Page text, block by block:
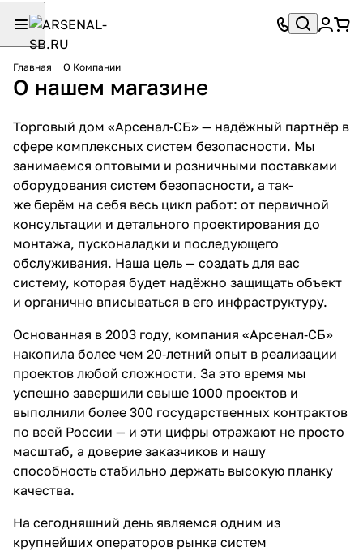
Главная О Компании
О нашем магазине
Торговый дом «Арсенал‑СБ» — надёжный партнёр в
сфере комплексных систем безопасности. Мы
занимаемся оптовыми и розничными поставками
оборудования систем безопасности, а так-
же берём на себя весь цикл работ: от первичной
консультации и детального проектирования до
монтажа, пусконаладки и последующего
обслуживания. Наша цель — создать для вас
систему, которая будет надёжно защищать объект
и органично вписываться в его инфраструктуру.
Основанная в 2003 году, компания «Арсенал‑СБ»
накопила более чем 20‑летний опыт в реализации
проектов любой сложности. За это время мы
успешно завершили свыше 1000 проектов и
выполнили более 300 государственных контрактов
по всей России — и эти цифры отражают не просто
масштаб, а доверие заказчиков и нашу
способность стабильно держать высокую планку
качества.
На сегодняшний день являемся одним из
крупнейших операторов рынка систем